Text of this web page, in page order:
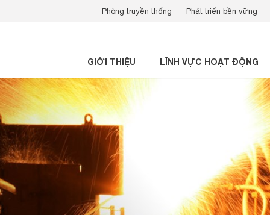
Phòng truyền thống Phát triển bền vững
GIỚI THIỆU LĨNH VỰC HOẠT ĐỘNG